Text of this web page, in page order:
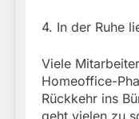
4. In der Ruhe
Viele
Homeoffice-
Rückkehr ins